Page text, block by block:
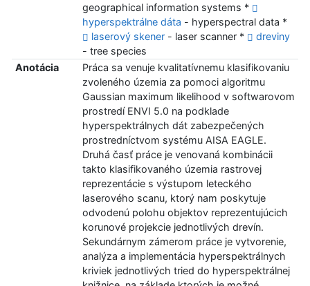
geographical information systems *
hyperspektrálne dáta - hyperspectral data *
laserový skener- laser scanner *
dreviny
- tree species
Anotácia
Práca sa venuje kvalitatívnemu klasifikovaniu
zvoleného územia za pomoci algoritmu
Gaussian maximum likelihood v softwarovom
prostredí ENVI 5.0 na podklade
hyperspektrálnych dát zabezpečených
prostredníctvom systému AISA EAGLE.
Druhá časť práce je venovaná kombinácii
takto klasifikovaného územia rastrovej
reprezentácie s výstupom leteckého
laserového scanu, ktorý nam poskytuje
odvodenú polohu objektov reprezentujúcich
korunové projekcie jednotlivých drevín.
Sekundárnym zámerom práce je vytvorenie,
analýza a implementácia hyperspektrálnych
kriviek jednotlivých tried do hyperspektrálnej